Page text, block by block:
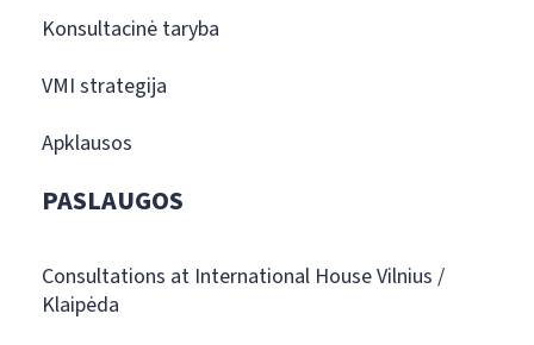
Konsultacinė taryba
VMI strategija
Apklausos
PASLAUGOS
Consultations at International House Vilnius /
Klaipėda